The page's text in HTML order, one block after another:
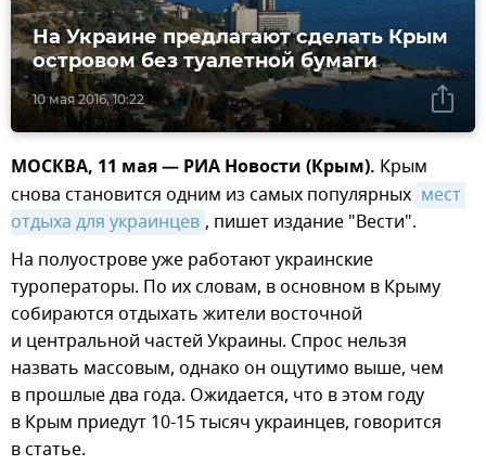
10 мая 2016, 10:22
На Украине предлагают сделать Крым
островом без туалетной бумаги
МОСКВА, 11 мая — РИА Новости (Крым). Крым
снова становится одним из самых популярных мест
отдыха для украинцев , пишет издание "Вести".
На полуострове уже работают украинские
туроператоры. По их словам, в основном в Крыму
собираются отдыхать жители восточной
и центральной частей Украины. Спрос нельзя
назвать массовым, однако он ощутимо выше, чем
в прошлые два года. Ожидается, что в этом году
в Крым приедут 10-15 тысяч украинцев, говорится
в статье.